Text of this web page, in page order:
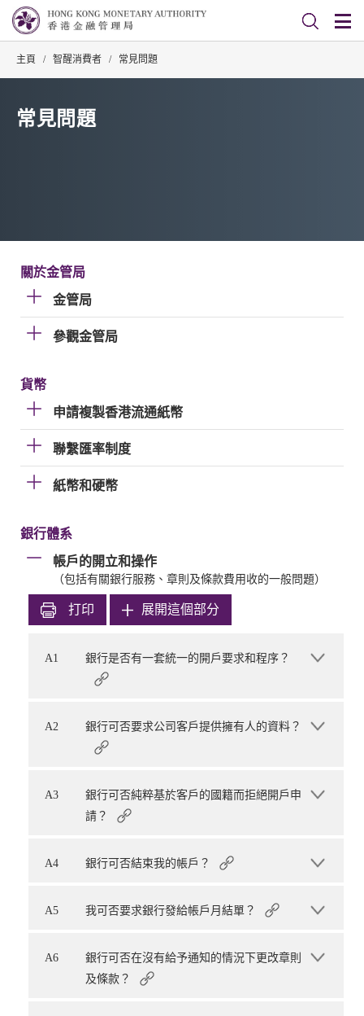
主頁 / 智醒消費者 / 常見問題
常見問題
關於金管局
金管局
參觀金管局
貨幣
申請複製香港流通紙幣
聯繫匯率制度
紙幣和硬幣
銀行體系
帳戶的開立和操作
（包括有關銀行服務、章則及條款費用收的一般問題）
打印 展開這個部分
A1 銀行是否有一套統一的開戶要求和程序？
A2 銀行可否要求公司客戶提供擁有人的資料？
A3
銀行可否純粹基於客戶的國籍而拒絕開戶申
請？
A4 銀行可否結束我的帳戶？
A5 我可否要求銀行發給帳戶月結單？
A6
銀行可否在沒有給予通知的情況下更改章則
及條款？